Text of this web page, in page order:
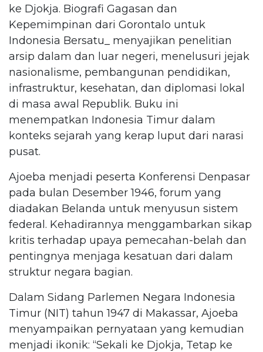
ke Djokja. Biografi Gagasan dan
Kepemimpinan dari Gorontalo untuk
Indonesia Bersatu_ menyajikan penelitian
arsip dalam dan luar negeri, menelusuri jejak
nasionalisme, pembangunan pendidikan,
infrastruktur, kesehatan, dan diplomasi lokal
di masa awal Republik. Buku ini
menempatkan Indonesia Timur dalam
konteks sejarah yang kerap luput dari narasi
pusat.
Ajoeba menjadi peserta Konferensi Denpasar
pada bulan Desember 1946, forum yang
diadakan Belanda untuk menyusun sistem
federal. Kehadirannya menggambarkan sikap
kritis terhadap upaya pemecahan-belah dan
pentingnya menjaga kesatuan dari dalam
struktur negara bagian.
Dalam Sidang Parlemen Negara Indonesia
Timur (NIT) tahun 1947 di Makassar, Ajoeba
menyampaikan pernyataan yang kemudian
menjadi ikonik: “Sekali ke Djokja, Tetap ke